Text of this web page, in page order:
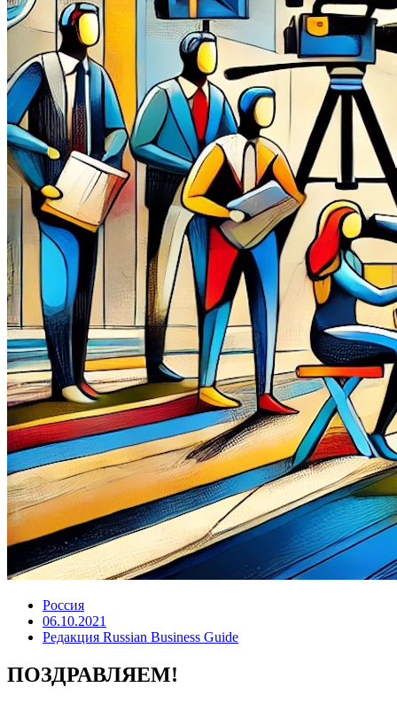
Россия
06.10.2021
Редакция Russian Business Guide
ПОЗДРАВЛЯЕМ!